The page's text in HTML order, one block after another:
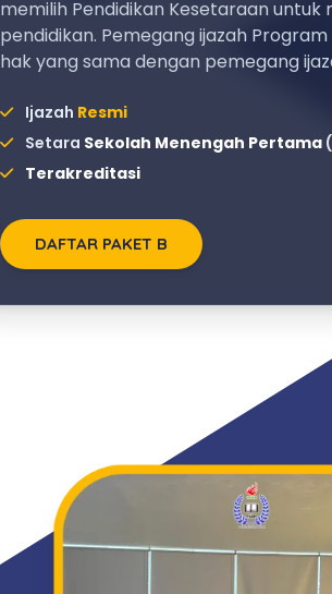
memilih Pendidikan Kesetaraan untuk
pendidikan. Pemegang ijazah
hak yang sama dengan pemegang
Ijazah Resmi
Setara Sekolah Menengah Pertama
Terakreditasi
DAFTAR PAKET B